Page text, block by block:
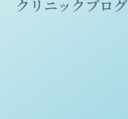
クリニックブログ